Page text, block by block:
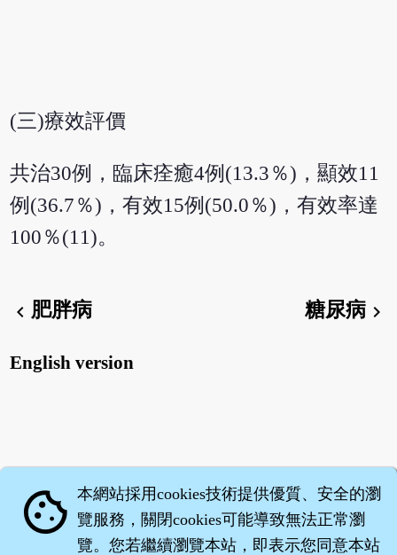
(三)療效評價
共治30例，臨床痊癒4例(13.3％)，顯效11
例(36.7％)，有效15例(50.0％)，有效率達
100％(11)。
chevron_left肥胖病 糖尿病chevron_right
English version
cookie 本網站採用cookies技術提供優質、安全的瀏
覽服務，關閉cookies可能導致無法正常瀏
覽。您若繼續瀏覽本站，即表示您同意本站